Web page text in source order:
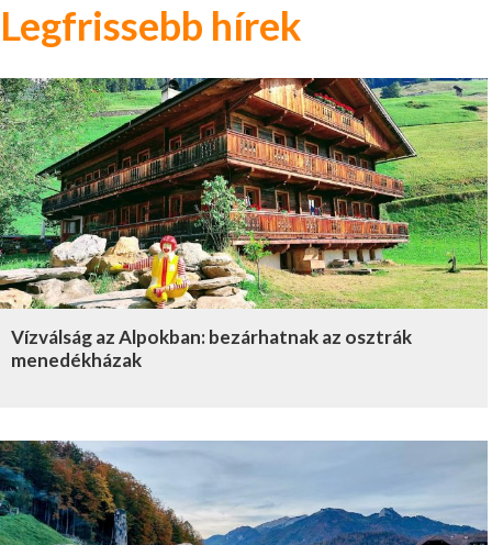
Legfrissebb hírek
Vízválság az Alpokban: bezárhatnak az osztrák
menedékházak